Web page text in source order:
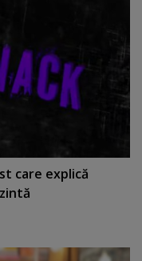
care explică